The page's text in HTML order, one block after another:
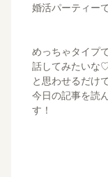
婚活パーティー
めっちゃタイプ
話してみたいな
と思わせるだけ
今日の記事を読
す！